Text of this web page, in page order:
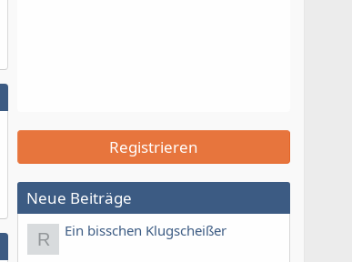
Registrieren
Neue Beiträge
R Ein bisschen Klugscheißer